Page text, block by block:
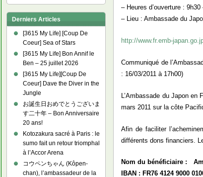
– Heures d’ouverture : 9h30
– Lieu : Ambassade du
http://www.fr.emb-
Communiqué de
: 16/03/2011 à 17h00)
L’Ambassade du Japon
mars 2011 sur la côte
Afin de faciliter
différents dons financiers.
Nom du bénéficiaire :
IBAN : FR76 4124 9000
Derniers Articles
[3615 My Life] [Coup De
Coeur] Sea of Stars
[3615 My Life] Bon Annif le
Ben – 25 juillet 2026
[3615 My Life][Coup De
Coeur] Dave the Diver in the
Jungle
お誕生日おめでとうございま
す二十年 – Bon Anniversaire
20 ans!
Kotozakura sacré à Paris : le
sumo fait un retour triomphal
à l’Accor Arena
コウペンちゃん (Kôpen-
chan), l’ambassadeur de la